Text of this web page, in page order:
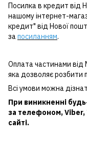
Посилка в кредит від
нашому інтернет-
кредит" від Нової
за посиланням.
Оплата частинами від
яка дозволяє розбити
Всі умови можна
При виникненні
за телефоном,Viber,
сайті.